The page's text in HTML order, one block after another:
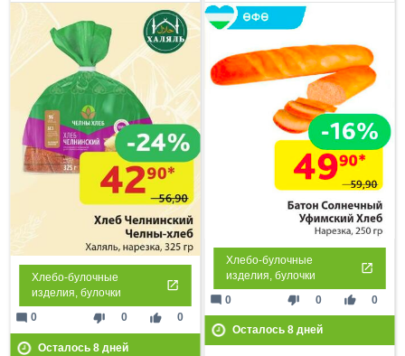
Хлебо-булочные
изделия, булочки
thumb_down 0 thumb_up 0
mode_comment 0
Осталось 8дней
Хлебо-булочные
изделия, булочки
thumb_down 0 thumb_up 0
mode_comment 0
Осталось 8дней